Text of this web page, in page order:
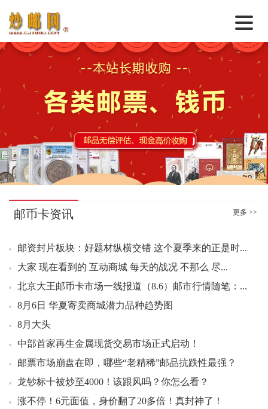
首 页
钱币行情
名家综述
热点话题
邮币卡苑
集藏资讯
投资论坛
邮币卡资讯 更多 >>
邮资封片板块：好题材纵横交错 这个夏季来的正是时...
大家 现在看到的 互动商城 每天的战况 不那么 尽...
北京大王邮币卡市场一线报道（8.6）邮市行情随笔：...
8月6日 华夏寄卖商城潜力品种趋势图
8月大头
中部首家再生金属现货交易市场正式启动！
邮票市场崩盘在即，哪些“老精稀”邮品抗跌性最强？
龙钞标十被炒至4000！该跟风吗？你怎么看？
涨不停！6元面值，身价翻了20多倍！真封神了！
00：06 平遥古城小全张好品3.80元成交100版
00：07 平遥古城小全张好品3.80元成交239版
00：29 张仲景小型张连号4.30元成交100张
00：48 平遥古城小全张好品3.80元成交59枚
01：05 张仲景小型张好品3.70元成交46张
01：08 邓小平诞辰一百二十周年小版好品6.50元成交50版
03：12 2026马年邮票金（2克）好品1828.00元成交3套